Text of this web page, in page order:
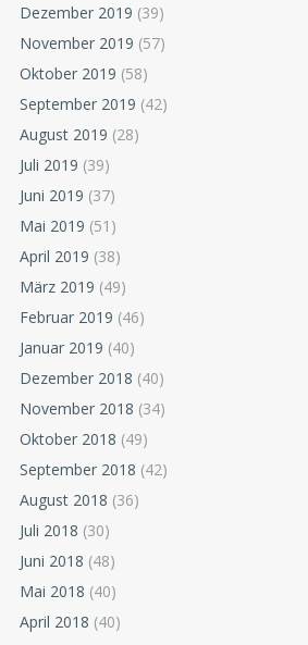
Dezember 2019 (39)
November 2019 (57)
Oktober 2019 (58)
September 2019 (42)
August 2019 (28)
Juli 2019 (39)
Juni 2019 (37)
Mai 2019 (51)
April 2019 (38)
März 2019 (49)
Februar 2019 (46)
Januar 2019 (40)
Dezember 2018 (40)
November 2018 (34)
Oktober 2018 (49)
September 2018 (42)
August 2018 (36)
Juli 2018 (30)
Juni 2018 (48)
Mai 2018 (40)
April 2018 (40)